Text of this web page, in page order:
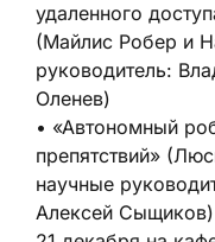
удаленного
(Майлис Робер и
руководитель:
Оленев)
• «Автономный
препятствий»
научные
Алексей Сыщиков)